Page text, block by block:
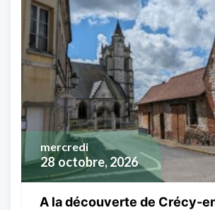
28 octobre, 2026
mercredi
A la découverte de Crécy-